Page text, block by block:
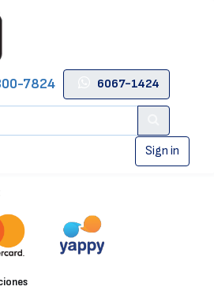
7824 6067-1424
Sign in